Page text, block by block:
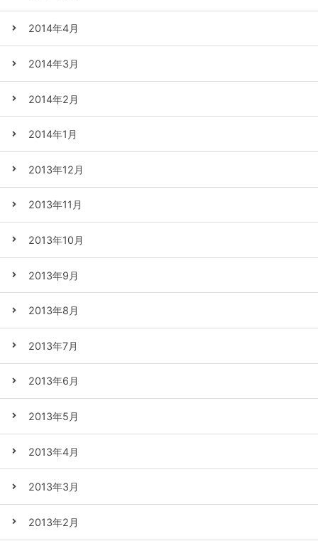
2014年4月
2014年3月
2014年2月
2014年1月
2013年12月
2013年11月
2013年10月
2013年9月
2013年8月
2013年7月
2013年6月
2013年5月
2013年4月
2013年3月
2013年2月